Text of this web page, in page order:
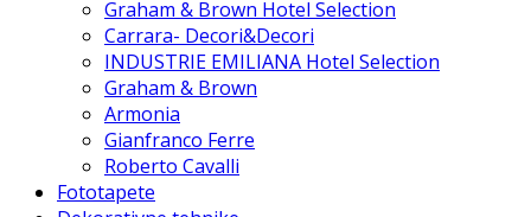
Graham & Brown Hotel Selection
Carrara- Decori&Decori
INDUSTRIE EMILIANA Hotel Selection
Graham & Brown
Armonia
Gianfranco Ferre
Roberto Cavalli
Fototapete